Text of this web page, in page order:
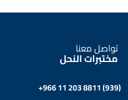
تواصل معنا
مختبرات النحل
+966 11 203 8811 (939)